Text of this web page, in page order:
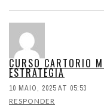
CURSO CARTORIO
ESTRATEGIA
10 MAIO, 2025 AT 05:53
RESPONDER